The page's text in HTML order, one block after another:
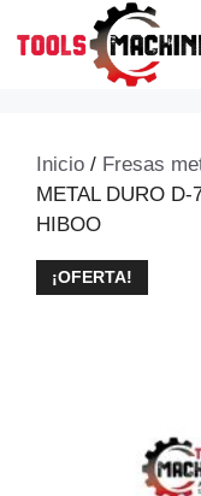
Inicio / Fresas
METAL DURO
HIBOO
¡OFERTA!